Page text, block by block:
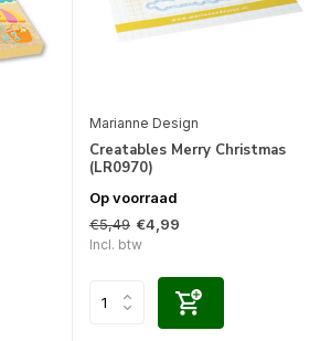
Marianne Design
Creatables Merry Christmas
(LR0970)
Op voorraad
€5,49 €4,99
Incl. btw